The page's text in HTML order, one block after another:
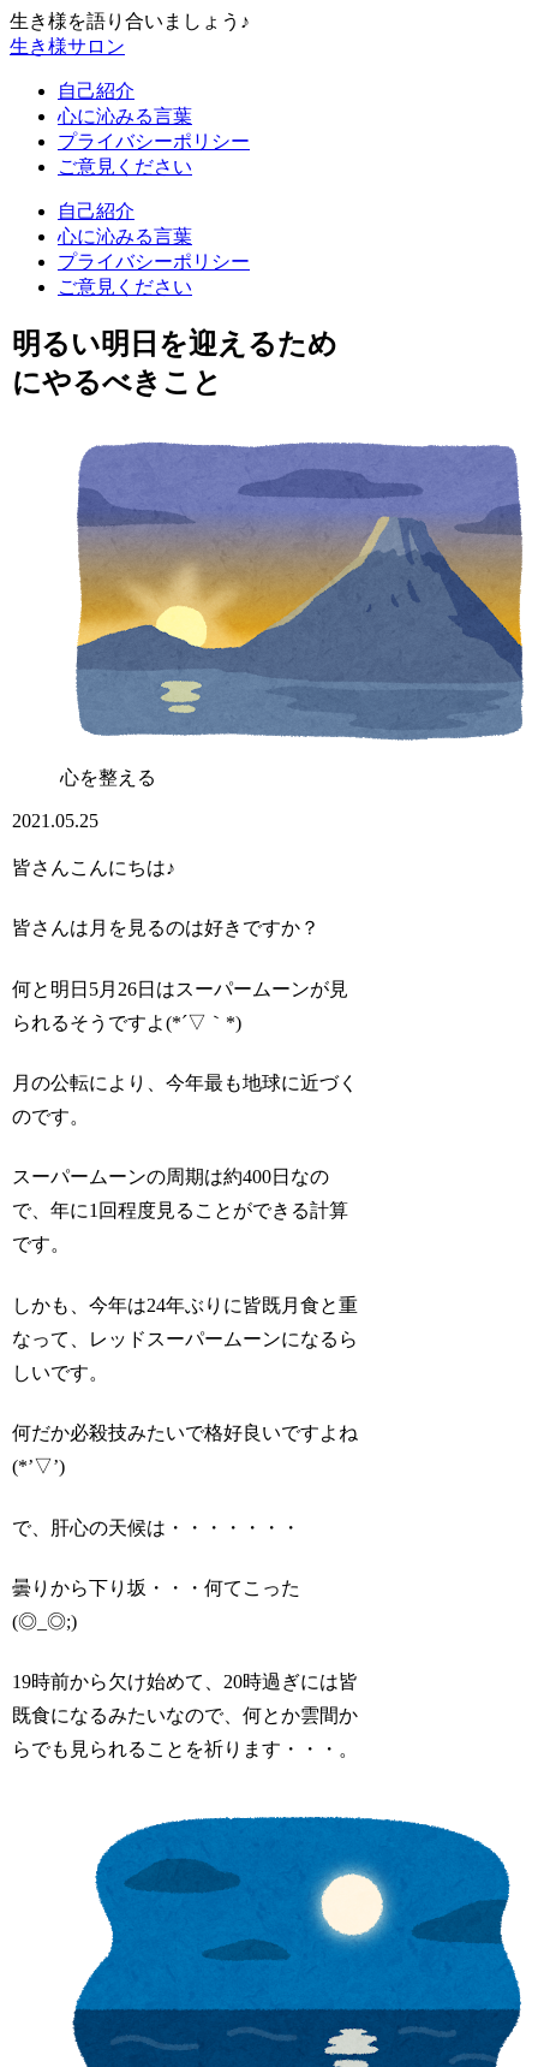
生き様を語り合いましょう♪
生き様サロン
自己紹介
心に沁みる言葉
プライバシーポリシー
ご意見ください
自己紹介
心に沁みる言葉
プライバシーポリシー
ご意見ください
明るい明日を迎えるため
にやるべきこと
心を整える
2021.05.25
皆さんこんにちは♪
皆さんは月を見るのは好きですか？
何と明日5月26日はスーパームーンが見
られるそうですよ(*´▽｀*)
月の公転により、今年最も地球に近づく
のです。
スーパームーンの周期は約400日なの
で、年に1回程度見ることができる計算
です。
しかも、今年は24年ぶりに皆既月食と重
なって、レッドスーパームーンになるら
しいです。
何だか必殺技みたいで格好良いですよね
(*’▽’)
で、肝心の天候は・・・・・・・
曇りから下り坂・・・何てこった
(◎_◎;)
19時前から欠け始めて、20時過ぎには皆
既食になるみたいなので、何とか雲間か
らでも見られることを祈ります・・・。